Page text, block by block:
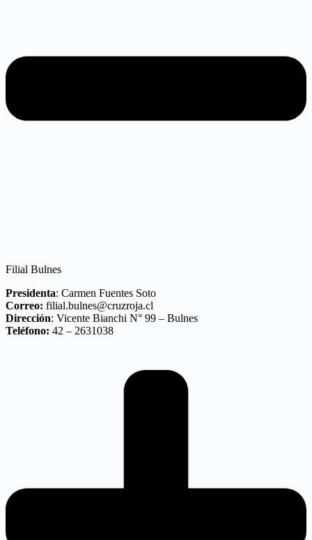
Filial Bulnes
Presidenta: Carmen Fuentes Soto
Correo: filial.bulnes@cruzroja.cl
Dirección: Vicente Bianchi N° 99 – Bulnes
Teléfono: 42 – 2631038